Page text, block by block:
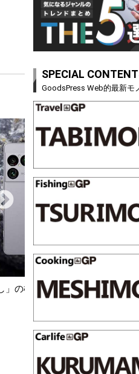
薄着になる季節の夏こそ“映え
SHOCK「GRAVITYMASTER」
SPECIAL
GoodsPress Web的最新モ